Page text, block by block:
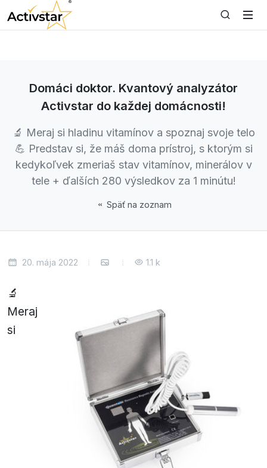
Domáci doktor. Kvantový analyzátor
Activstar do každej domácnosti!
🔬 Meraj si hladinu vitamínov a spoznaj svoje telo
💪 Predstav si, že máš doma prístroj, s ktorým si
kedykoľvek zmeriaš stav vitamínov, minerálov v
tele + ďalších 280 výsledkov za 1 minútu!
Späť na zoznam
20. mája 2022 1.1 k
🔬
Meraj
si